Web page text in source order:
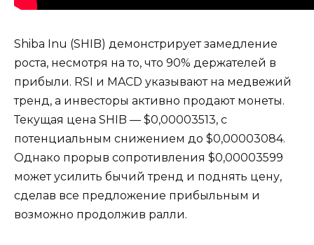
Shiba Inu (SHIB) демонстрирует замедление
роста, несмотря на то, что 90% держателей в
прибыли. RSI и MACD указывают на медвежий
тренд, а инвесторы активно продают монеты.
Текущая цена SHIB — $0,00003513, с
потенциальным снижением до $0,00003084.
Однако прорыв сопротивления $0,00003599
может усилить бычий тренд и поднять цену,
сделав все предложение прибыльным и
возможно продолжив ралли.